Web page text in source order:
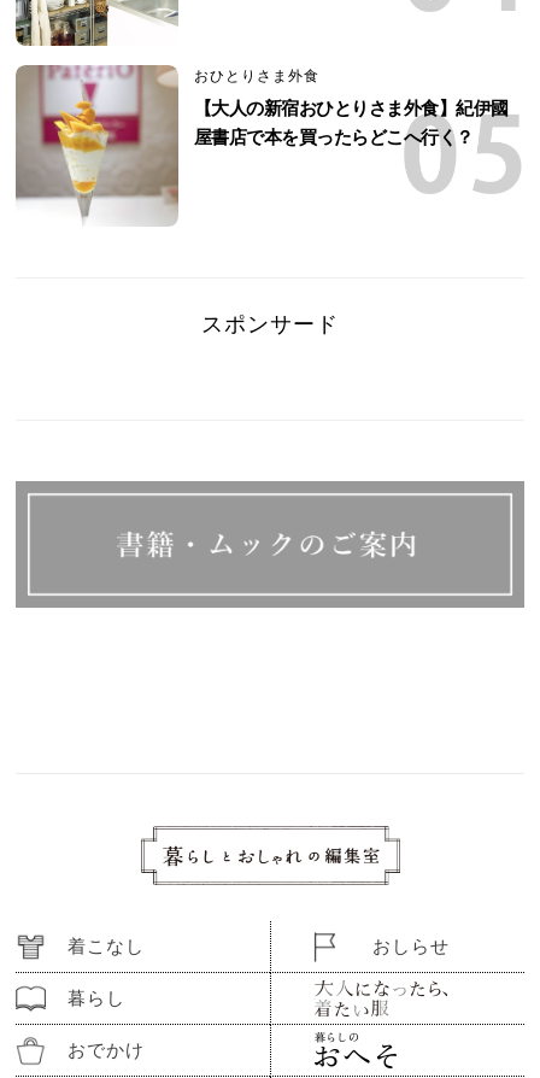
おひとりさま外食
【大人の新宿おひとりさま外食】紀伊國
屋書店で本を買ったらどこへ行く？
スポンサード
着こなし
暮らし
おでかけ
おしらせ